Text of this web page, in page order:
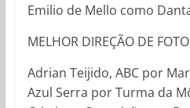
Emilio de Mello como
MELHOR DIREÇÃO DE
Adrian Teijido, ABC por
Azul Serra por Turma da